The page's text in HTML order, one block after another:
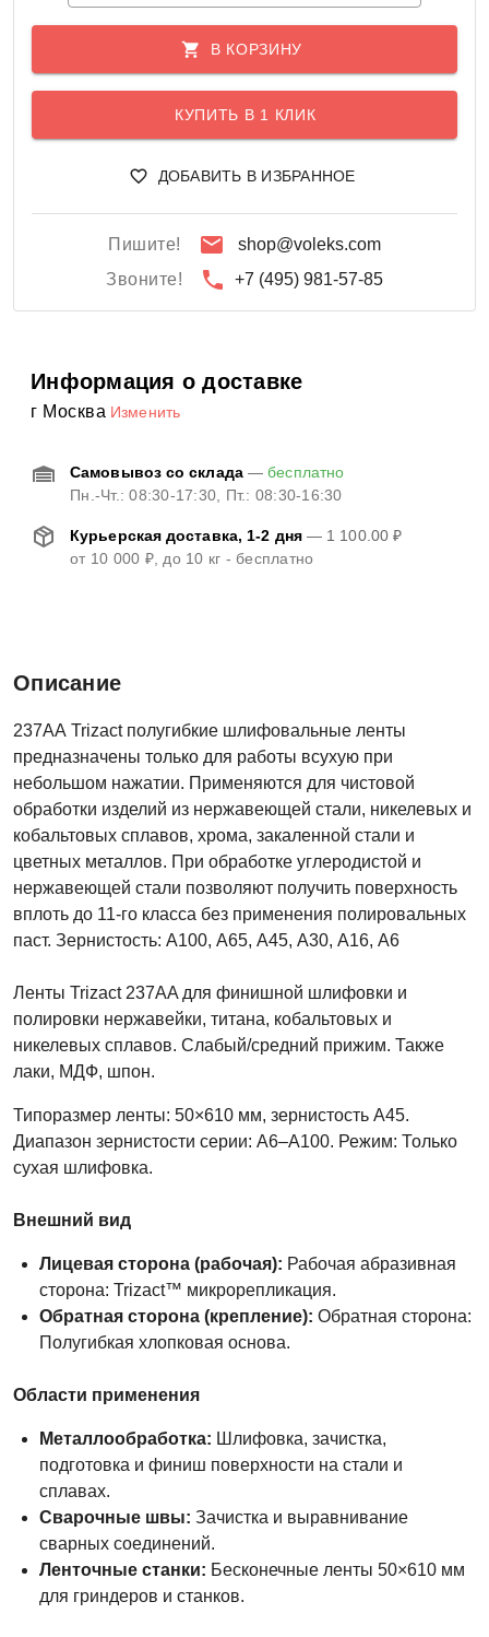
В КОРЗИНУ
КУПИТЬ В 1 КЛИК
ДОБАВИТЬ В ИЗБРАННОЕ
Пишите!
shop@voleks.com
Звоните!
+7 (495) 981-57-85
Информация о доставке
г Москва Изменить
Самовывоз со склада—бесплатно
Пн.-Чт.: 08:30-17:30, Пт.: 08:30-16:30
Курьерская доставка, 1-2 дня— 1 100.00 ₽
от 10 000 ₽, до 10 кг - бесплатно
Описание
237АА Trizact полугибкие шлифовальные ленты
предназначены только для работы всухую при
небольшом нажатии. Применяются для чистовой
обработки изделий из нержавеющей стали, никелевых и
кобальтовых сплавов, хрома, закаленной стали и
цветных металлов. При обработке углеродистой и
нержавеющей стали позволяют получить поверхность
вплоть до 11-го класса без применения полировальных
паст. Зернистость: А100, А65, А45, А30, А16, А6
Ленты Trizact 237AA для финишной шлифовки и
полировки нержавейки, титана, кобальтовых и
никелевых сплавов. Слабый/средний прижим. Также
лаки, МДФ, шпон.
Типоразмер ленты: 50×610 мм, зернистость A45.
Диапазон зернистости серии: A6–A100. Режим: Только
сухая шлифовка.
Внешний вид
Лицевая сторона (рабочая): Рабочая абразивная
сторона: Trizact™ микрорепликация.
Обратная сторона (крепление): Обратная сторона:
Полугибкая хлопковая основа.
Области применения
Металлообработка: Шлифовка, зачистка,
подготовка и финиш поверхности на стали и
сплавах.
Сварочные швы: Зачистка и выравнивание
сварных соединений.
Ленточные станки: Бесконечные ленты 50×610 мм
для гриндеров и станков.